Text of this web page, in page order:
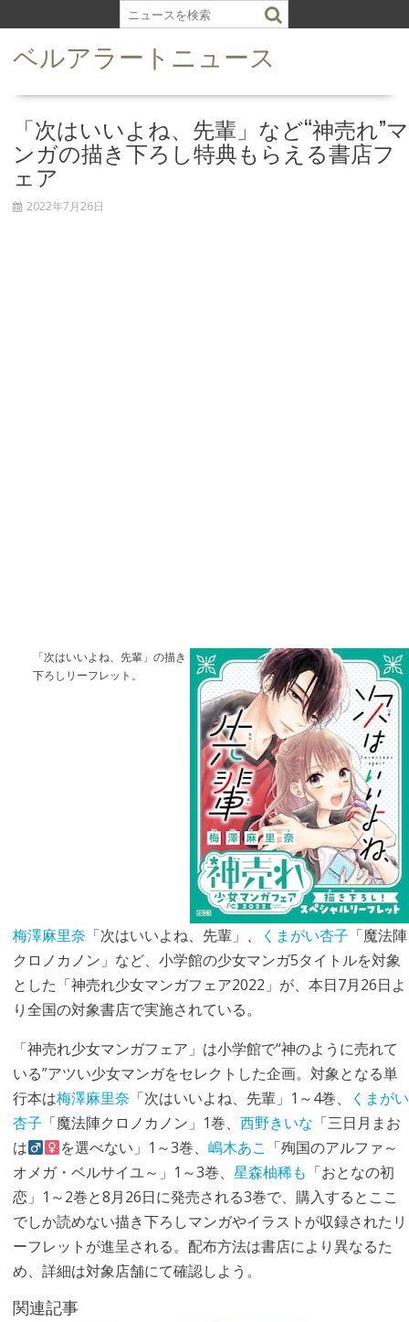
k
ベルアラートニュース
「次はいいよね、先輩」など“神売れ”マ
ンガの描き下ろし特典もらえる書店フ
ェア
2022年7月26日
「次はいいよね、先輩」の描き
下ろしリーフレット。
梅澤麻里奈 「次はいいよね、先輩」、 くまがい杏子 「魔法陣
クロノカノン」など、小学館の少女マンガ5タイトルを対象
とした「神売れ少女マンガフェア2022」が、本日7月26日よ
り全国の対象書店で実施されている。
「神売れ少女マンガフェア」は小学館で“神のように売れて
いる”アツい少女マンガをセレクトした企画。対象となる単
行本は梅澤麻里奈 「次はいいよね、先輩」1～4巻、
くまがい
杏子 「魔法陣クロノカノン」1巻、 西野きいな 「三日月まお
は
を選べない」1～3巻、嶋木あこ 「殉国のアルファ～
オメガ・ベルサイユ～」1～3巻、 星森柚稀も 「おとなの初
恋」1～2巻と8月26日に発売される3巻で、購入するとここ
でしか読めない描き下ろしマンガやイラストが収録されたリ
ーフレットが進呈される。配布方法は書店により異なるた
め、詳細は対象店舗にて確認しよう。
関連記事